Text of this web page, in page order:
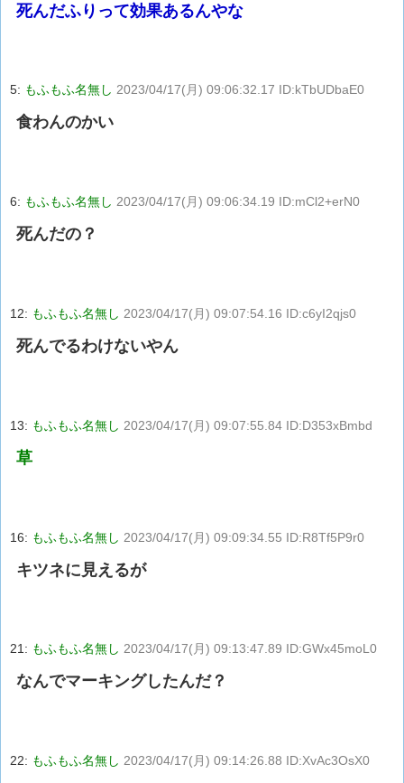
死んだふりって効果あるんやな
5: もふもふ名無し 2023/04/17(月) 09:06:32.17 ID:kTbUDbaE0
食わんのかい
6: もふもふ名無し 2023/04/17(月) 09:06:34.19 ID:mCl2+erN0
死んだの？
12: もふもふ名無し 2023/04/17(月) 09:07:54.16 ID:c6yI2qjs0
死んでるわけないやん
13: もふもふ名無し 2023/04/17(月) 09:07:55.84 ID:D353xBmbd
草
16: もふもふ名無し 2023/04/17(月) 09:09:34.55 ID:R8Tf5P9r0
キツネに見えるが
21: もふもふ名無し 2023/04/17(月) 09:13:47.89 ID:GWx45moL0
なんでマーキングしたんだ？
22: もふもふ名無し 2023/04/17(月) 09:14:26.88 ID:XvAc3OsX0